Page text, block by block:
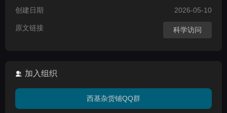
创建日期 2026-05-10
原文链接 科学访问
加入组织
西基杂货铺QQ群